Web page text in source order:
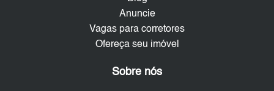
Anuncie
Vagas para corretores
Ofereça seu imóvel
Sobre nós